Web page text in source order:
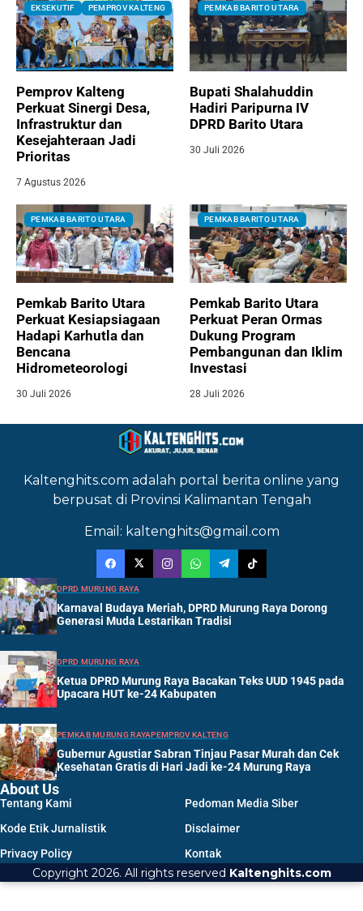
EKSEKUTIF PEMPROV KALTENG
Pemprov Kalteng
Perkuat Sinergi Desa,
Infrastruktur dan
Kesejahteraan Jadi
Prioritas
7 Agustus 2026
PEMKAB BARITO UTARA
Bupati Shalahuddin
Hadiri Paripurna IV
DPRD Barito Utara
30 Juli 2026
PEMKAB BARITO UTARA
Pemkab Barito Utara
Perkuat Kesiapsiagaan
Hadapi Karhutla dan
Bencana
Hidrometeorologi
30 Juli 2026
PEMKAB BARITO UTARA
Pemkab Barito Utara
Perkuat Peran Ormas
Dukung Program
Pembangunan dan Iklim
Investasi
28 Juli 2026
Kaltenghits.com adalah portal berita online yang
berpusat di Provinsi Kalimantan Tengah
Email: kaltenghits@gmail.com
DPRD MURUNG RAYA
Karnaval Budaya Meriah, DPRD Murung Raya Dorong
Generasi Muda Lestarikan Tradisi
DPRD MURUNG RAYA
Ketua DPRD Murung Raya Bacakan Teks UUD 1945 pada
Upacara HUT ke-24 Kabupaten
PEMKAB MURUNG RAYAPEMPROV KALTENG
Gubernur Agustiar Sabran Tinjau Pasar Murah dan Cek
Kesehatan Gratis di Hari Jadi ke-24 Murung Raya
About Us
Tentang Kami
Pedoman Media Siber
Kode Etik Jurnalistik
Disclaimer
Privacy Policy
Kontak
Copyright 2026. All rights reserved Kaltenghits.com